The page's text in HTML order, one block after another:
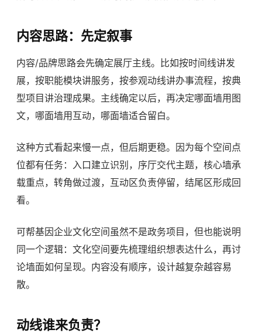
内容思路：先定叙事
内容/品牌思路会先确定展厅主线。比如按时间线讲发
展，按职能模块讲服务，按参观动线讲办事流程，按典
型项目讲治理成果。主线确定以后，再决定哪面墙用图
文，哪面墙用互动，哪面墙适合留白。
这种方式看起来慢一点，但后期更稳。因为每个空间点
位都有任务：入口建立识别，序厅交代主题，核心墙承
载重点，转角做过渡，互动区负责停留，结尾区形成回
看。
可帮基因企业文化空间虽然不是政务项目，但也能说明
同一个逻辑：文化空间要先梳理组织想表达什么，再讨
论墙面如何呈现。内容没有顺序，设计越复杂越容易
散。
动线谁来负责？